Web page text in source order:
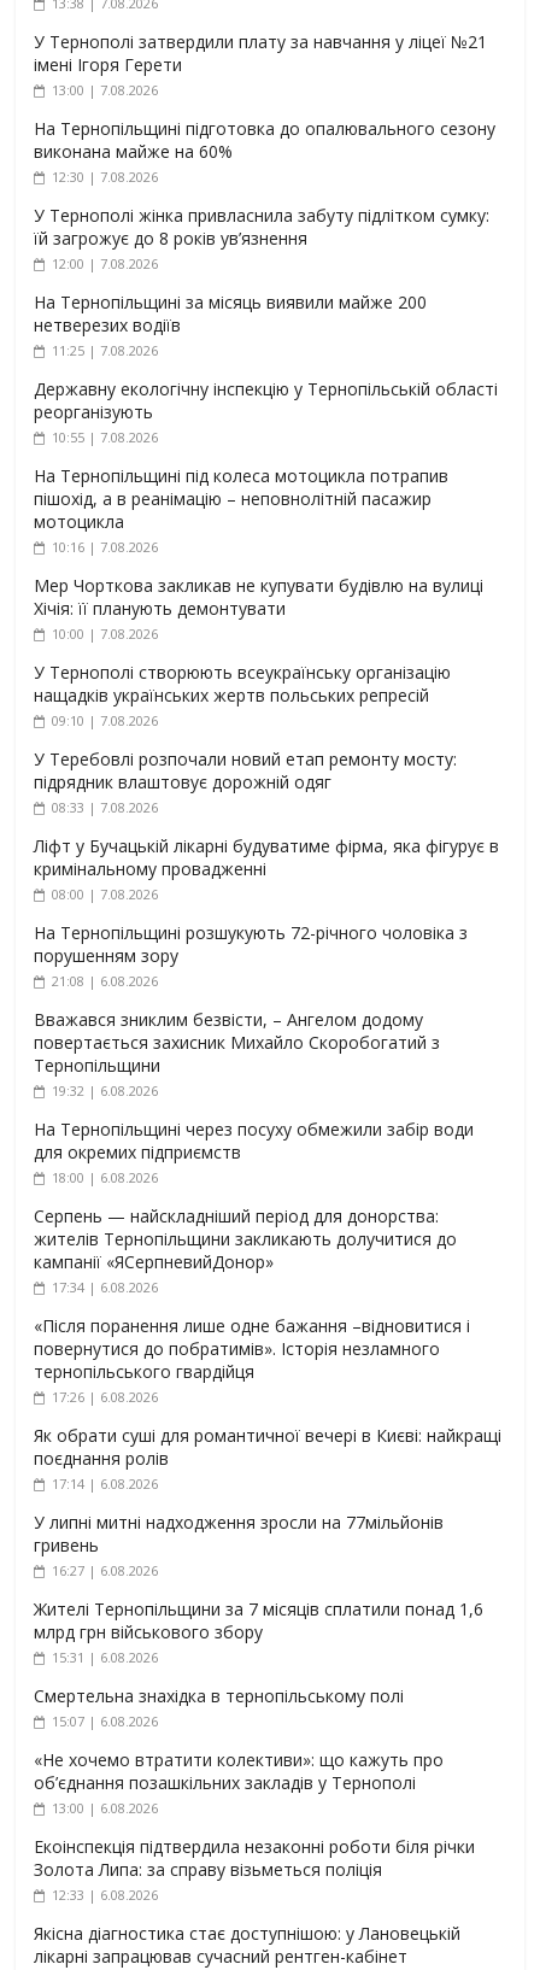
У Тернополі затвердили плату за навчання у ліцеї №21
імені Ігоря Герети
13:00 | 7.08.2026
На Тернопільщині підготовка до опалювального сезону
виконана майже на 60%
12:30 | 7.08.2026
У Тернополі жінка привласнила забуту підлітком сумку:
їй загрожує до 8 років ув’язнення
12:00 | 7.08.2026
На Тернопільщині за місяць виявили майже 200
нетверезих водіїв
11:25 | 7.08.2026
Державну екологічну інспекцію у Тернопільській області
реорганізують
10:55 | 7.08.2026
На Тернопільщині під колеса мотоцикла потрапив
пішохід, а в реанімацію – неповнолітній пасажир
мотоцикла
10:16 | 7.08.2026
Мер Чорткова закликав не купувати будівлю на вулиці
Хічія: її планують демонтувати
10:00 | 7.08.2026
У Тернополі створюють всеукраїнську організацію
нащадків українських жертв польських репресій
09:10 | 7.08.2026
У Теребовлі розпочали новий етап ремонту мосту:
підрядник влаштовує дорожній одяг
08:33 | 7.08.2026
Ліфт у Бучацькій лікарні будуватиме фірма, яка фігурує в
кримінальному провадженні
08:00 | 7.08.2026
На Тернопільщині розшукують 72-річного чоловіка з
порушенням зору
21:08 | 6.08.2026
Вважався зниклим безвісти, – Ангелом додому
повертається захисник Михайло Скоробогатий з
Тернопільщини
19:32 | 6.08.2026
На Тернопільщині через посуху обмежили забір води
для окремих підприємств
18:00 | 6.08.2026
Серпень — найскладніший період для донорства:
жителів Тернопільщини закликають долучитися до
кампанії «ЯСерпневийДонор»
17:34 | 6.08.2026
«Після поранення лише одне бажання –відновитися і
повернутися до побратимів». Історія незламного
тернопільського гвардійця
17:26 | 6.08.2026
Як обрати суші для романтичної вечері в Києві: найкращі
поєднання ролів
17:14 | 6.08.2026
У липні митні надходження зросли на 77мільйонів
гривень
16:27 | 6.08.2026
Жителі Тернопільщини за 7 місяців сплатили понад 1,6
млрд грн військового збору
15:31 | 6.08.2026
Смертельна знахідка в тернопільському полі
15:07 | 6.08.2026
«Не хочемо втратити колективи»: що кажуть про
об’єднання позашкільних закладів у Тернополі
13:00 | 6.08.2026
Екоінспекція підтвердила незаконні роботи біля річки
Золота Липа: за справу візьметься поліція
12:33 | 6.08.2026
Якісна діагностика стає доступнішою: у Лановецькій
лікарні запрацював сучасний рентген-кабінет